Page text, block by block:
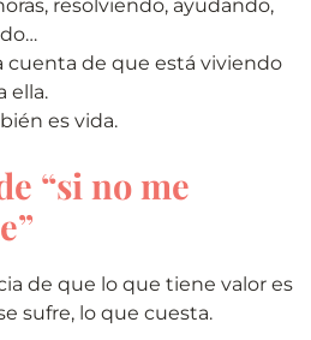
resolviendo, ayudando,
cuenta de que está viviendo
ella.
es vida.
“si no me
de que lo que tiene valor es
sufre, lo que cuesta.